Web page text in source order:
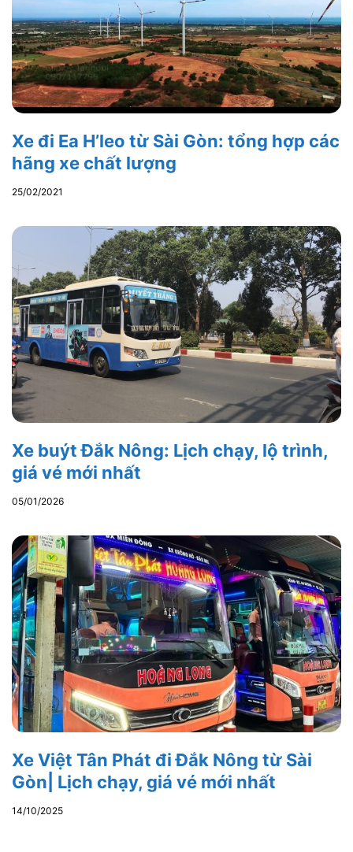
Xe đi Ea H’leo từ Sài Gòn: tổng hợp các
hãng xe chất lượng
25/02/2021
Xe buýt Đắk Nông: Lịch chạy, lộ trình,
giá vé mới nhất
05/01/2026
Xe Việt Tân Phát đi Đắk Nông từ Sài
Gòn| Lịch chạy, giá vé mới nhất
14/10/2025